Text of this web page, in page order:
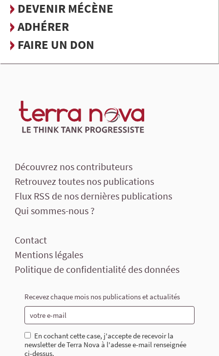
DEVENIR MÉCÈNE
ADHÉRER
FAIRE UN DON
Découvrez nos contributeurs
Retrouvez toutes nos publications
Flux RSS de nos dernières publications
Qui sommes-nous ?
Contact
Mentions légales
Politique de confidentialité des données
Recevez chaque mois nos publications et actualités
En cochant cette case, j'accepte de recevoir la
newsletter de Terra Nova à l'adesse e-mail renseignée
ci-dessus.